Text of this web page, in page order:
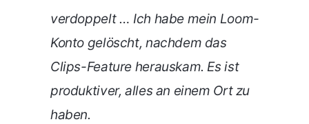
verdoppelt … Ich habe mein Loom-
Konto gelöscht, nachdem das
Clips-Feature herauskam. Es ist
produktiver, alles an einem Ort zu
haben.